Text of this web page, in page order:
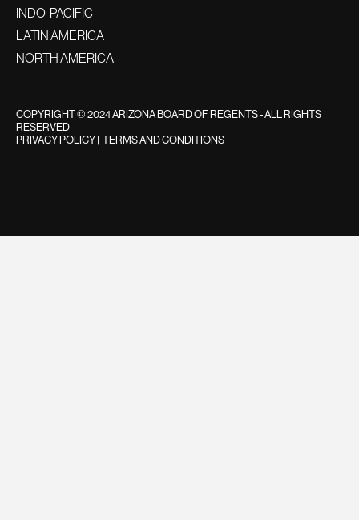
INDO-PACIFIC
LATIN AMERICA
NORTH AMERICA
COPYRIGHT © 2024 ARIZONA BOARD OF REGENTS - ALL RIGHTS
RESERVED
PRIVACY POLICY| TERMS AND CONDITIONS